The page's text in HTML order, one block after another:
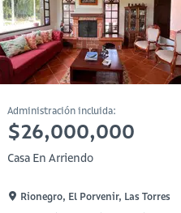
Administración incluida:
$26,000,000
Casa En Arriendo
Rionegro, El Porvenir, Las Torres